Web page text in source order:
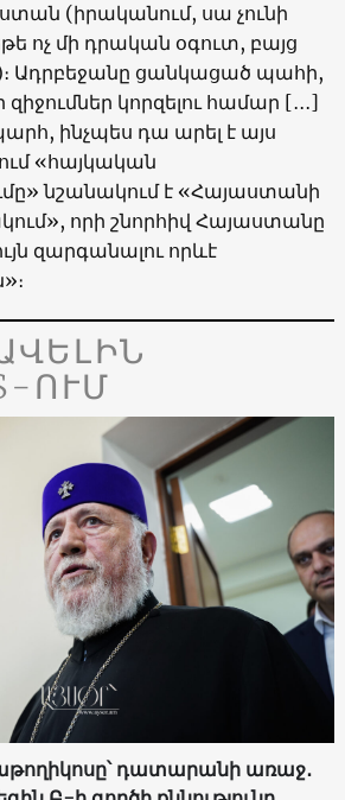
(իրականում, սա չունի
ոչ մի դրական օգուտ, բայց
Ադրբեջանը ցանկացած պահի,
կորզելու համար [․․․]
ինչպես դա արել է այս
«հայկական
նշանակում է «Հայաստանի
որի շնորհիվ Հայաստանը
զարգանալու որևէ
ՈՒՄ
դատարանի առաջ․